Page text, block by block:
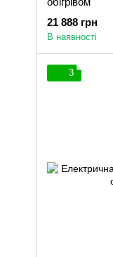
21 888 грн
В наявності
3